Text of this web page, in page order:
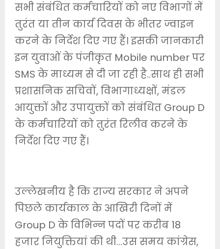
सभी संबंधित कर्मचारियों को नए विभागों में
तुरंत या तीन कार्य दिवस के भीतर ज्वाइन
करने के निर्देश दिए गए हैं। इसकी जानकारी
इन युवाओं के पंजीकृत Mobile number पर
SMS के माध्यम से दी जा रही है..साथ ही सभी
प्रशासनिक सचिवों, विभागाध्यक्षों, मंडल
आयुक्तों और उपायुक्तों को संबंधित Group D
के कर्मचारियों को तुरंत रिलीव करने के
निर्देश दिए गए हैं।
उल्लेखनीय है कि राज्य सरकार ने अपने
पिछले कार्यकाल के आखिरी दिनों में
Group D के विभिन्न पदों पर करीब 18
हजार नियुक्तियां की थी…उस समय कांग्रेस,